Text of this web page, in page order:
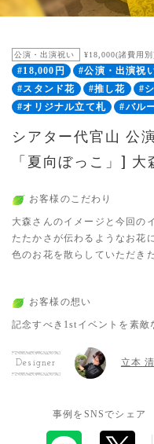
公演・出演祝い ¥18,000(諸費用別
#18,000円 #公演・出演祝
#スタンド花
#推し花 #
#オリジナル立て札
#バル
シアター代官山 公
「夏向ぼっこ」]
お客様のこだわり
大森さんのイメージと今回の
たたかさが伝わるようなお花
色のお花を散らしていただき
お客様の想い
記念すべき1stイベントを素敵
Designer 立本
事例をSNSでシェア